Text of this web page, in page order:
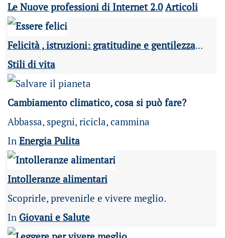
Le Nuove professioni di Internet 2.0 Articoli
Felicità , istruzioni: gratitudine e gentilezza...
Stili di vita
Cambiamento climatico, cosa si può fare?
Abbassa, spegni, ricicla, cammina
In Energia Pulita
Intolleranze alimentari
Scoprirle, prevenirle e vivere meglio.
In Giovani e Salute